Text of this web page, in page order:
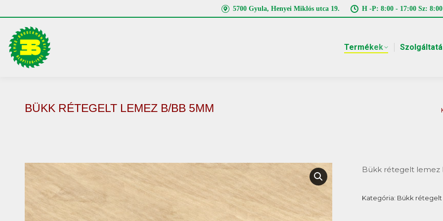
5700 Gyula, Henyei Miklós utca 19. H -P: 8:00 - 17:00 Sz:
Termékek
BÜKK RÉTEGELT LEMEZ B/BB 5MM
Bükk rétegelt lemez
Kategória: Bükk